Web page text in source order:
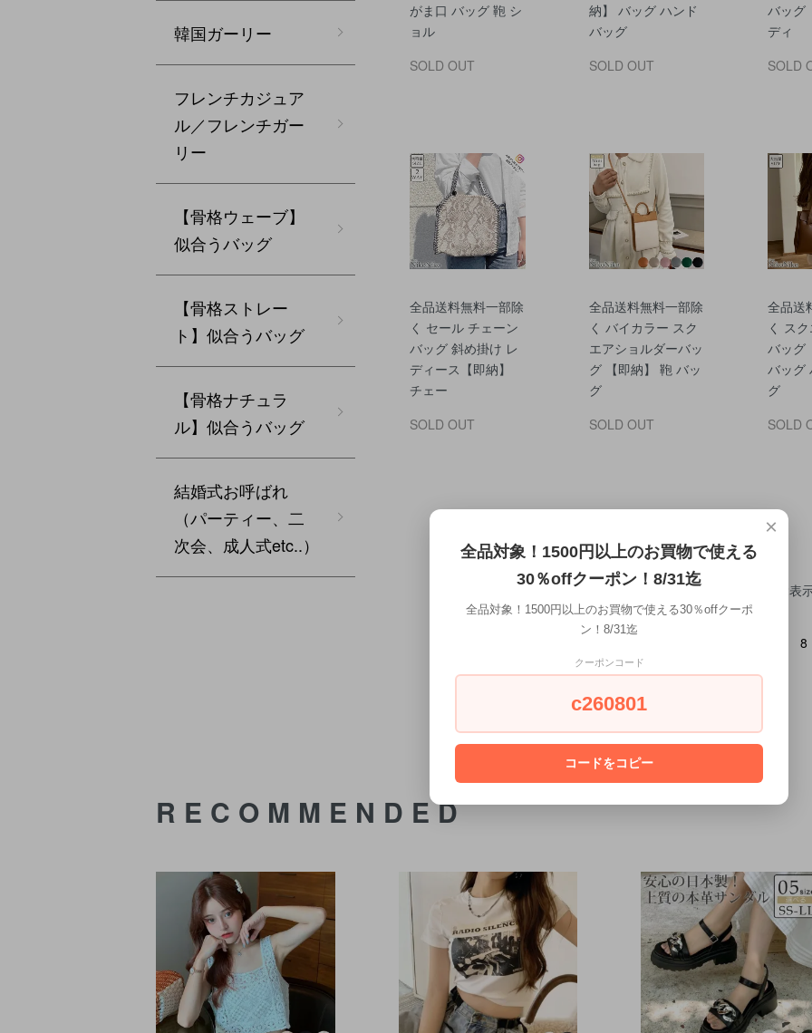
がま口 バッグ 鞄 シ
ョル
SOLD OUT
納】 バッグ ハンド
バッグ
SOLD OUT
バッグ
ディ
SOLD
全品送料無料一部除
く セール チェーン
バッグ 斜め掛け レ
ディース【即納】
チェー
SOLD OUT
全品送料無料一部除
く バイカラー スク
エアショルダーバッ
グ 【即納】 鞄 バッ
グ
SOLD OUT
全品送
く ス
バッグ
バッグ
グ
SOLD
全312商品中 表
8
韓国ガーリー
フレンチカジュア
ル／フレンチガー
リー
【骨格ウェーブ】
似合うバッグ
【骨格ストレー
ト】似合うバッグ
【骨格ナチュラ
ル】似合うバッグ
結婚式お呼ばれ
（パーティー、二
次会、成人式etc..）
RECOMMENDED
×
全品対象！1500円以上のお買物で使える
30％offクーポン！8/31迄
全品対象！1500円以上のお買物で使える30％offクーポ
ン！8/31迄
クーポンコード
c260801
コードをコピー